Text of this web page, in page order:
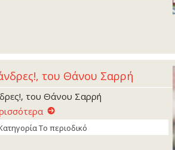
του Θάνου Σαρρή
του Θάνου Σαρρή
Το περιοδικό